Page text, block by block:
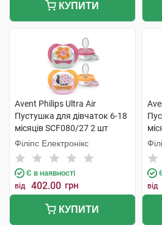
КУПИТИ
Avent Philips Ultra Air
Пустушка для дівчаток 6-18
місяців SCF080/27 2 шт
Філіпс Електронікс
Є в наявності
від 402.00 грн
КУПИТИ
від